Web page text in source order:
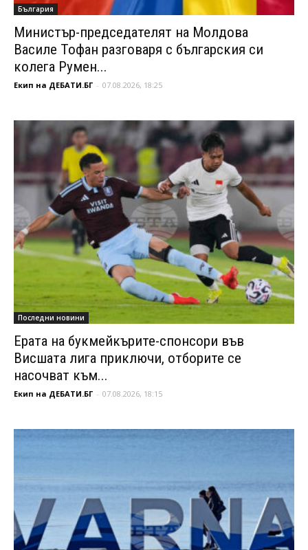
България
Министър-председателят на Молдова
Василе Тофан разговаря с българския си
колега Румен...
Екип на ДЕБАТИ.БГ - 07.08.2026, 18:25
Последни новини
Ерата на букмейкърите-спонсори във
Висшата лига приключи, отборите се
насочват към...
Екип на ДЕБАТИ.БГ - 07.08.2026, 18:15